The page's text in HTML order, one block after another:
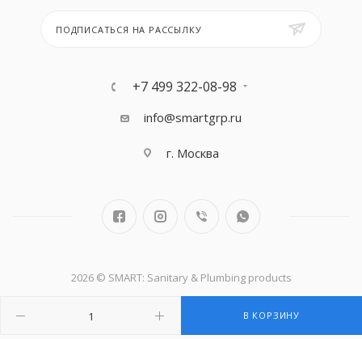
В КОРЗИНУ
ПОДПИСАТЬСЯ НА РАССЫЛКУ
+7 499 322-08-98
info@smartgrp.ru
г. Москва
2026 © SMART: Sanitary & Plumbing products